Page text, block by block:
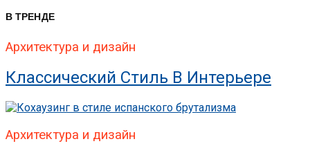
В ТРЕНДЕ
Архитектура и дизайн
Классический Стиль В Интерьере
Архитектура и дизайн